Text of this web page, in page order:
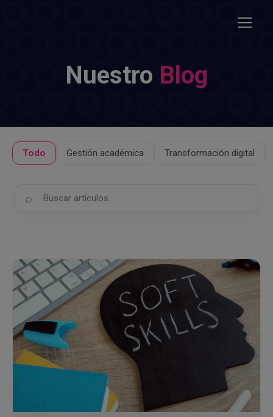
Nuestro Blog
Todo Gestión académica Transformación digital